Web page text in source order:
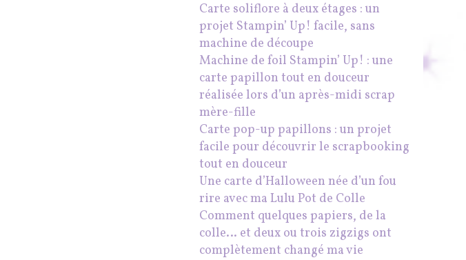
Carte soliflore à deux étages : un
projet Stampin’ Up! facile, sans
machine de découpe
Machine de foil Stampin’ Up! : une
carte papillon tout en douceur
réalisée lors d’un après-midi scrap
mère-fille
Carte pop-up papillons : un projet
facile pour découvrir le scrapbooking
tout en douceur
Une carte d’Halloween née d’un fou
rire avec ma Lulu Pot de Colle
Comment quelques papiers, de la
colle… et deux ou trois zigzigs ont
complètement changé ma vie